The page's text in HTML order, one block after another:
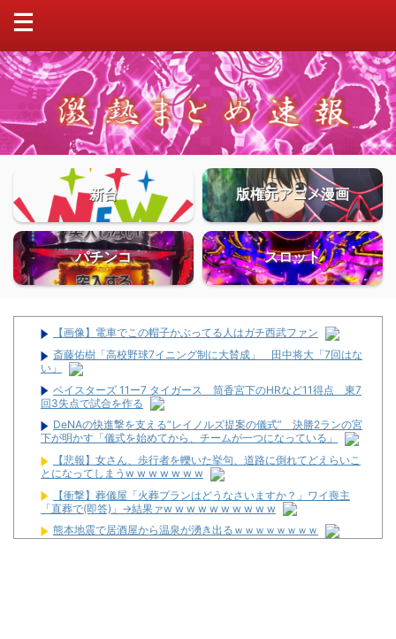
新台 版権元アニメ漫画
パチンコ スロット
【画像】電車でこの帽子かぶってる人はガチ西武ファン
斎藤佑樹「高校野球7イニング制に大賛成」 田中将大「7回はな
い」
ベイスターズ 11ー7 タイガース 筒香宮下のHRなど11得点 東7
回3失点で試合を作る
DeNAの快進撃を支える”レイノルズ提案の儀式” 決勝2ランの宮
下が明かす「儀式を始めてから、チームが一つになっている」
【悲報】女さん、歩行者を轢いた挙句、道路に倒れてどえらいこ
とになってしまうw w w w w w w
【衝撃】葬儀屋「火葬プランはどうなさいますか？」ワイ喪主
「直葬で(即答)」→結果ァw w w w w w w w w w
熊本地震で居酒屋から温泉が湧き出るｗｗｗｗｗｗｗｗ